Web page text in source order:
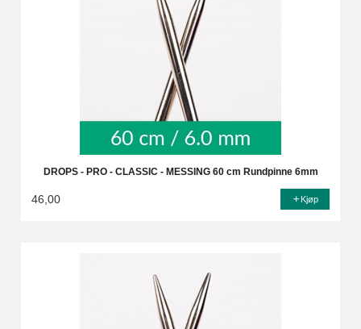
DROPS - PRO - CLASSIC - MESSING 60 cm Rundpinne 6mm
46,00 Kjøp